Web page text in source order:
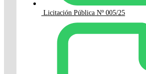
Licitación Pública Nº 005/25